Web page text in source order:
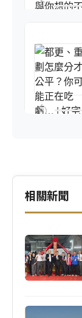
相關新聞